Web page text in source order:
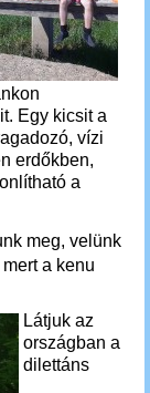
Egy kicsit a
vízi
erdőkben,
a
meg, velünk
a kenu
Látjuk az
országban a
dilettáns